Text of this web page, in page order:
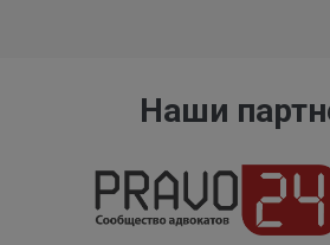
Наши